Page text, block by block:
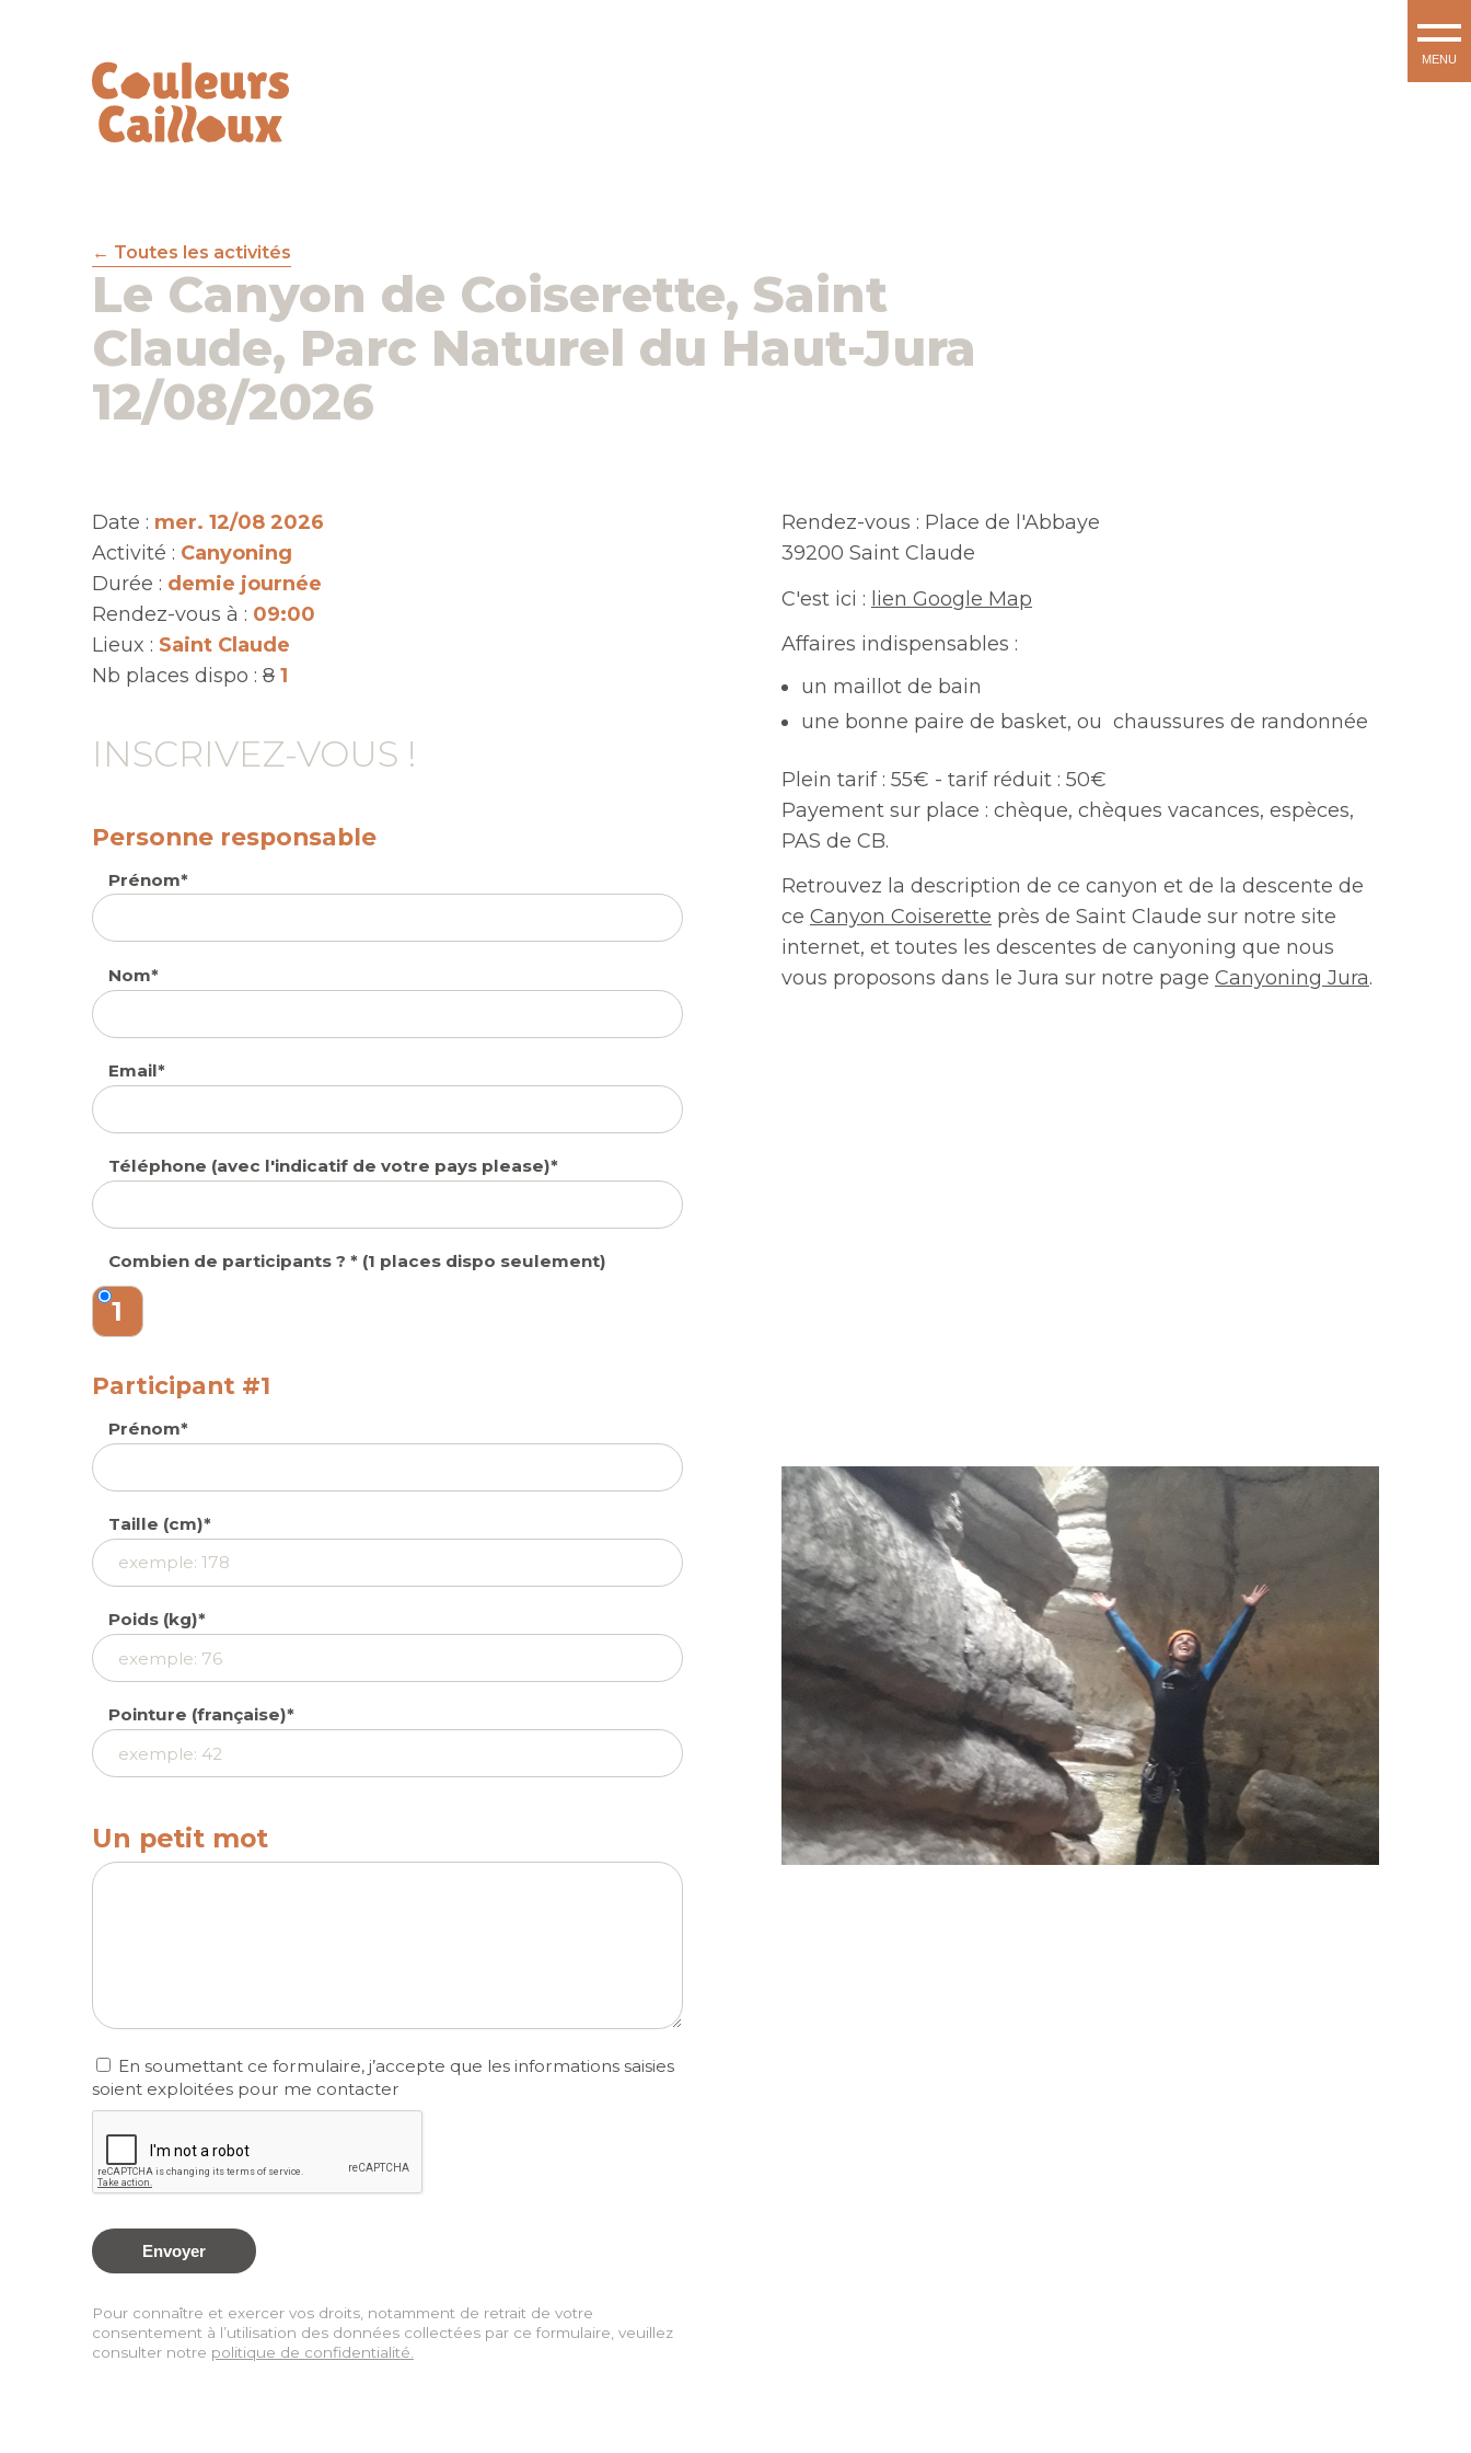
Toutes les activités
Le Canyon de Coiserette, Saint
Claude, Parc Naturel du Haut-Jura
12/08/2026
Date : mer. 12/08 2026
Activité : Canyoning
Durée : demie journée
Rendez-vous à : 09:00
Lieux : Saint Claude
Nb places dispo : 8 1
INSCRIVEZ-VOUS !
Personne responsable
Prénom
Nom
Email
Téléphone (avec l'indicatif de votre pays please)
Combien de participants ? (1 places dispo seulement)
1
Participant #1
Prénom
Taille (cm)
Poids (kg)
Pointure (française)
Un petit mot
En soumettant ce formulaire, j’accepte que les informations saisies
soient exploitées pour me contacter
Pour connaître et exercer vos droits, notamment de retrait de votre
consentement à l’utilisation des données collectées par ce formulaire, veuillez
consulter notre politique de confidentialité.
Rendez-vous : Place de l'Abbaye
39200 Saint Claude
C'est ici : lien Google Map
Affaires indispensables :
un maillot de bain
une bonne paire de basket, ou chaussures de randonnée
Plein tarif : 55€ - tarif réduit : 50€
Payement sur place : chèque, chèques vacances, espèces,
PAS de CB.
Retrouvez la description de ce canyon et de la descente de
ce Canyon Coiserette près de Saint Claude sur notre site
internet, et toutes les descentes de canyoning que nous
vous proposons dans le Jura sur notre page Canyoning Jura.